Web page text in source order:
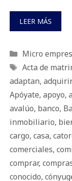
LEER MÁS
Categorías
Micro
Etiquetas
Acta de
adaptan, adquirir
Apóyate, apoyo,
avalúo, banco,
inmobiliario,
cargo, casa,
comerciales,
comprar,
conocido,